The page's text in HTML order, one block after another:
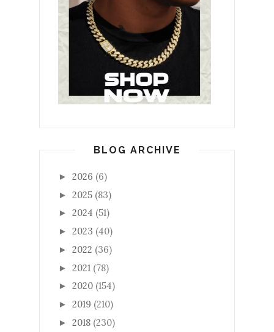
BLOG ARCHIVE
► 2026 (6)
► 2025 (83)
► 2024 (51)
► 2023 (40)
► 2022 (36)
► 2021 (78)
► 2020 (154)
► 2019 (210)
► 2018 (230)